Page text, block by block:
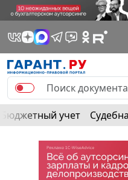
Бюджетный учет